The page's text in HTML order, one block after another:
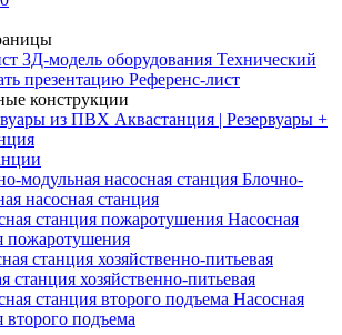
3Д-модель оборудования Технический
презентацию Референс-лист
конструкции
из ПВХ Аквастанция | Резервуары +
Блочно-
насосная станция
Насосная
пожаротушения
станция хозяйственно-питьевая
Насосная
второго подъема